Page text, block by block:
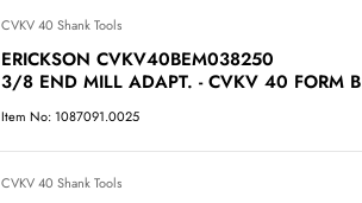
CVKV 40 Shank Tools
ERICKSON CVKV40BEM038250
3/8 END MILL ADAPT. - CVKV 40 FORM B
Item No: 1087091.0025
CVKV 40 Shank Tools